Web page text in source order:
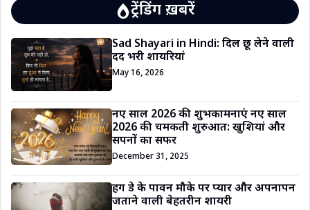
ट्रेंडिंग ख़बरें
Sad Shayari in Hindi: दिल छू लेने वाली
दर्द भरी शायरियां
May 16, 2026
नए साल 2026 की शुभकामनाएं नए साल
2026 की चमकती शुरुआत: खुशियां और
सपनों का सफर
December 31, 2025
हग डे के पावन मौके पर प्यार और अपनापन
जताने वाली बेहतरीन शायरी